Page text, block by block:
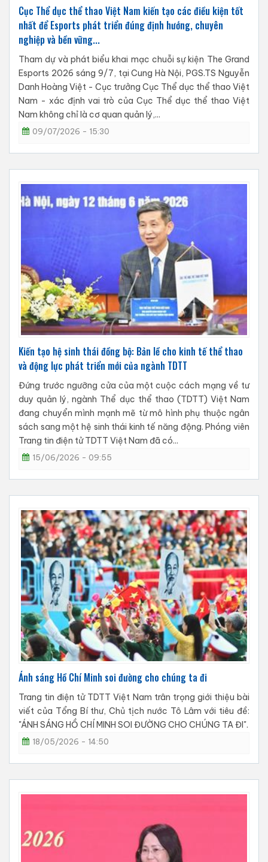
Cục Thể dục thể thao Việt Nam kiến tạo các điều kiện tốt
nhất để Esports phát triển đúng định hướng, chuyên
nghiệp và bền vững...
Tham dự và phát biểu khai mạc chuỗi sự kiện The Grand
Esports 2026 sáng 9/7, tại Cung Hà Nội, PGS.TS Nguyễn
Danh Hoàng Việt - Cục trưởng Cục Thể dục thể thao Việt
Nam - xác định vai trò của Cục Thể dục thể thao Việt
Nam không chỉ là cơ quan quản lý,...
09/07/2026 - 15:30
Kiến tạo hệ sinh thái đồng bộ: Bản lề cho kinh tế thể thao
và động lực phát triển mới của ngành TDTT
Đứng trước ngưỡng cửa của một cuộc cách mạng về tư
duy quản lý, ngành Thể dục thể thao (TDTT) Việt Nam
đang chuyển mình mạnh mẽ từ mô hình phụ thuộc ngân
sách sang một hệ sinh thái kinh tế năng động. Phóng viên
Trang tin điện tử TDTT Việt Nam đã có...
15/06/2026 - 09:55
Ánh sáng Hồ Chí Minh soi đường cho chúng ta đi
Trang tin điện tử TDTT Việt Nam trân trọng giới thiệu bài
viết của Tổng Bí thư, Chủ tịch nước Tô Lâm với tiêu đề:
"ÁNH SÁNG HỒ CHÍ MINH SOI ĐƯỜNG CHO CHÚNG TA ĐI".
18/05/2026 - 14:50